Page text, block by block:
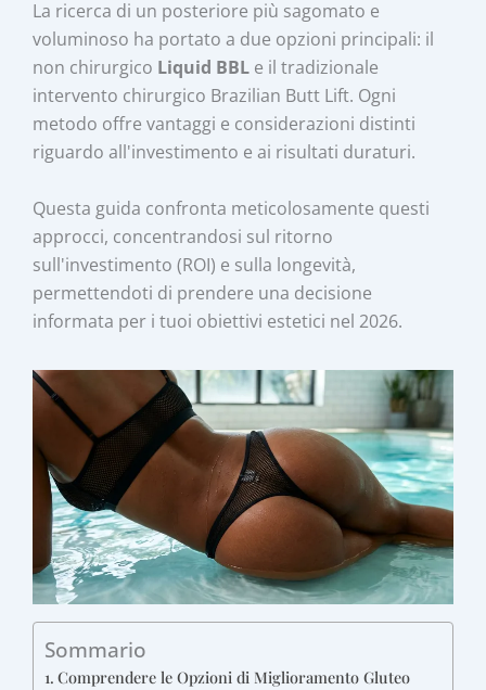
La ricerca di un posteriore più sagomato e
voluminoso ha portato a due opzioni principali: il
non chirurgico Liquid BBL e il tradizionale
intervento chirurgico Brazilian Butt Lift. Ogni
metodo offre vantaggi e considerazioni distinti
riguardo all'investimento e ai risultati duraturi.
Questa guida confronta meticolosamente questi
approcci, concentrandosi sul ritorno
sull'investimento (ROI) e sulla longevità,
permettendoti di prendere una decisione
informata per i tuoi obiettivi estetici nel 2026.
Sommario
Comprendere le Opzioni di Miglioramento Gluteo